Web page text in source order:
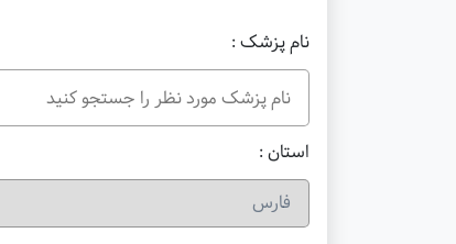
نام پزشک :
استان :